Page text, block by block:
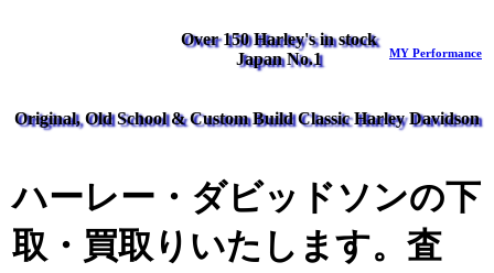
Over 150 Harley's in stock
Japan No.1
MY Performance
Original, Old School & Custom Build Classic Harley Davidson
ハーレー・ダビッドソンの下
取・買取りいたします。査